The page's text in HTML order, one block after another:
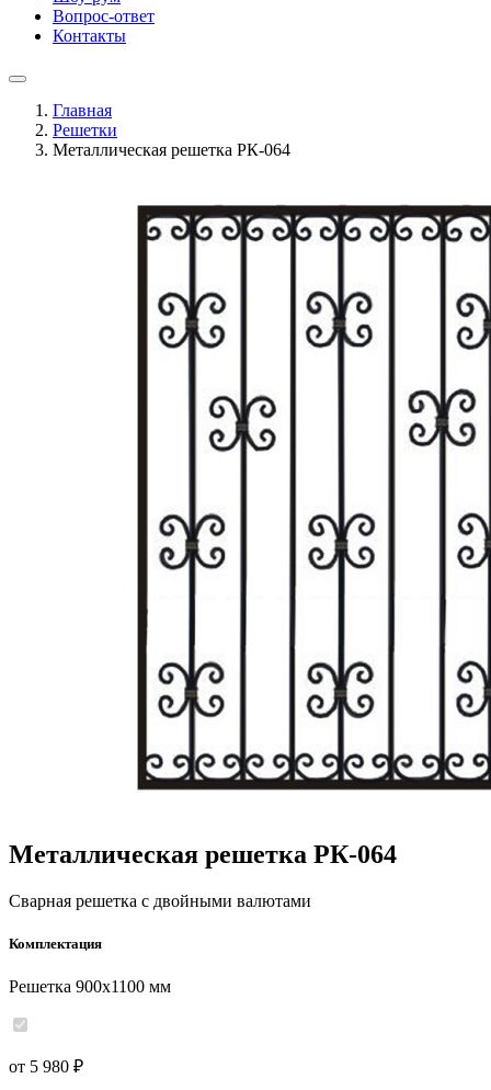
Вопрос-ответ
Контакты
Главная
Решетки
Металлическая решетка РК-064
Металлическая решетка РК-064
Сварная решетка с двойными валютами
Комплектация
Решетка 900x1100 мм
от 5 980 ₽